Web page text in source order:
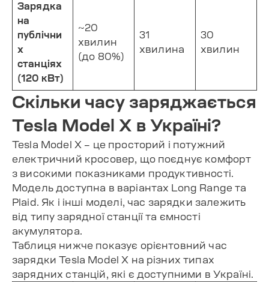
Зарядка
на
публічни
х
станціях
(120 кВт)
~20
хвилин
(до 80%)
31
хвилина
30
хвилин
Скільки часу заряджається
Tesla Model X в Україні?
Tesla Model X – це просторий і потужний
електричний кросовер, що поєднує комфорт
з високими показниками продуктивності.
Модель доступна в варіантах Long Range та
Plaid. Як і інші моделі, час зарядки залежить
від типу зарядної станції та ємності
акумулятора.
Таблиця нижче показує орієнтовний час
зарядки Tesla Model X на різних типах
зарядних станцій, які є доступними в Україні.